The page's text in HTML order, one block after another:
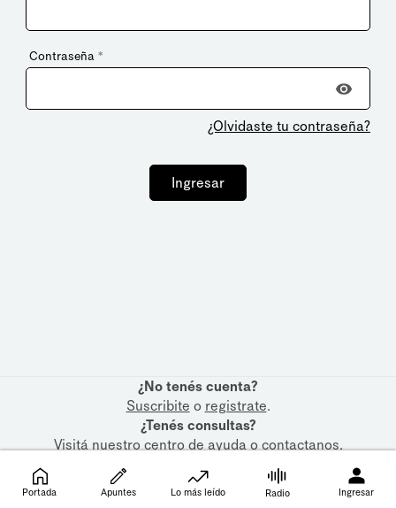
Contraseña *
¿Olvidaste tu contraseña?
Ingresar
¿No tenés cuenta?
Suscribite o registrate.
¿Tenés consultas?
Visitá nuestrocentro de ayudaocontactanos.
Portada Apuntes Lo más leído Radio Ingresar